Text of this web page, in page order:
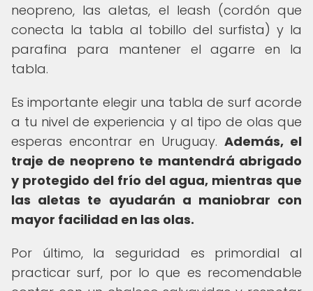
neopreno, las aletas, el leash (cordón que
conecta la tabla al tobillo del surfista) y la
parafina para mantener el agarre en la
tabla.
Es importante elegir una tabla de surf acorde
a tu nivel de experiencia y al tipo de olas que
esperas encontrar en Uruguay. Además, el
traje de neopreno te mantendrá abrigado
y protegido del frío del agua, mientras que
las aletas te ayudarán a maniobrar con
mayor facilidad en las olas.
Por último, la seguridad es primordial al
practicar surf, por lo que es recomendable